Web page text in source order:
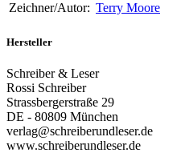
Zeichner/Autor: Terry Moore
Hersteller
Schreiber & Leser
Rossi Schreiber
Strassbergerstraße 29
DE - 80809 München
verlag@schreiberundleser.de
www.schreiberundleser.de